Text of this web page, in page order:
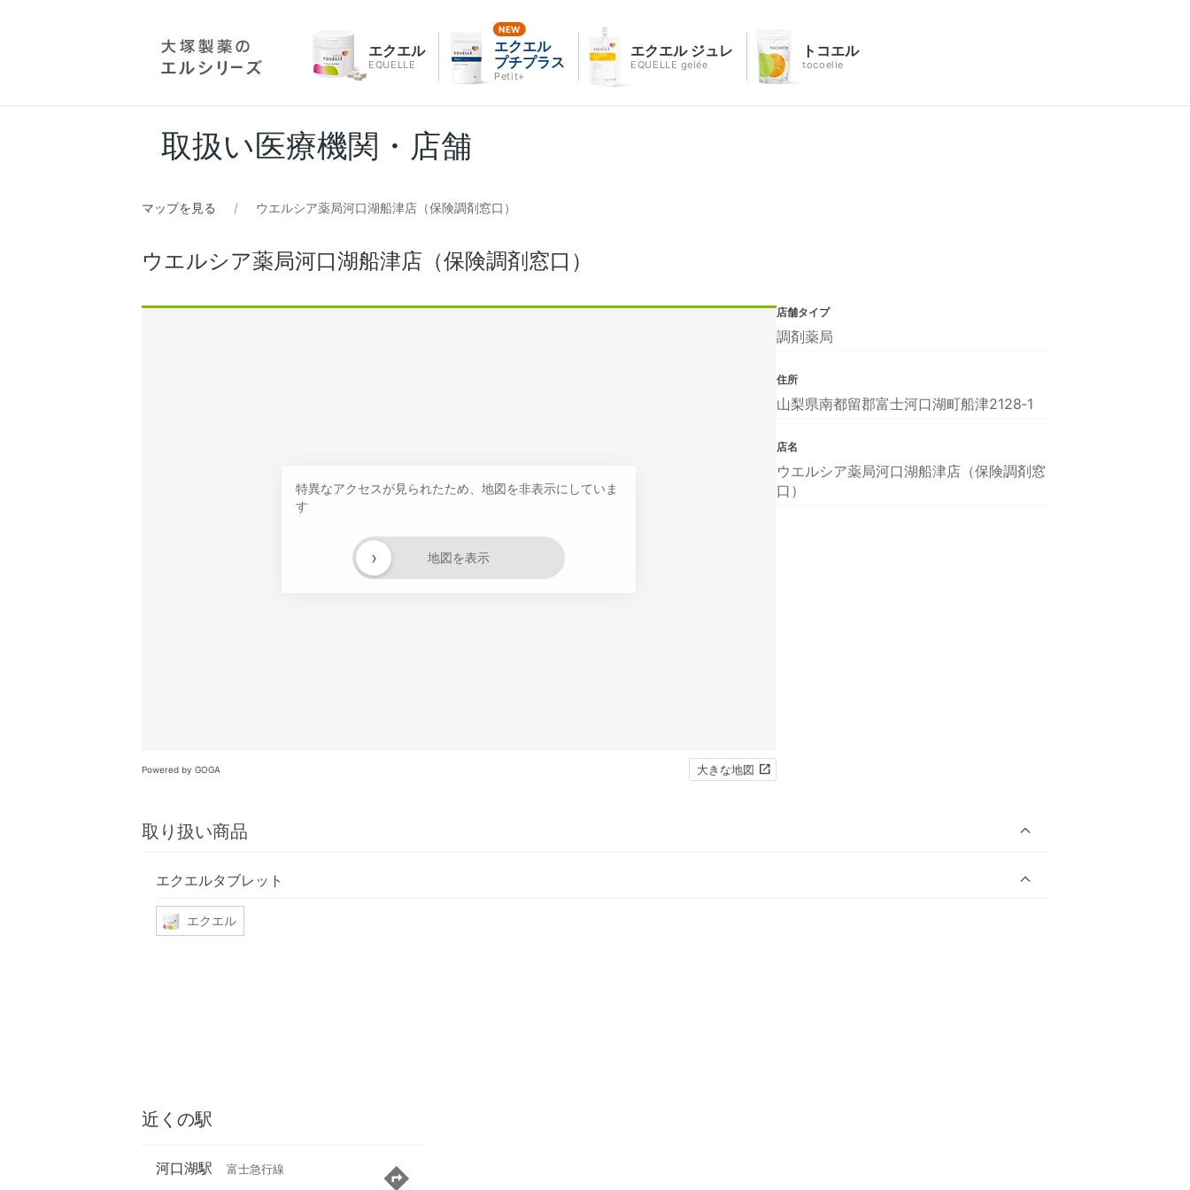
エクエル
EQUELLE
エクエル
プチプラス
Petit+
エクエル ジュレ
EQUELLE gelée
トコエル
tocoelle
取扱い医療機関・店舗
マップを見る ウエルシア薬局河口湖船津店（保険調剤窓口）
ウエルシア薬局河口湖船津店（保険調剤窓口）
特異なアクセスが見られたため、地図を非表示にしていま
す
地図を表示
›
Powered by GOGA 大きな地図
取り扱い商品
エクエルタブレット
エクエル
店舗タイプ
調剤薬局
住所
山梨県南都留郡富士河口湖町船津2128‐1
店名
ウエルシア薬局河口湖船津店（保険調剤窓
口）
近くの駅
河口湖駅 富士急行線